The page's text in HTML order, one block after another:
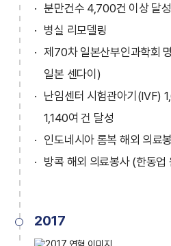
분만건수 4,700건 이상 달성
병실 리모델링
제70차 일본산부인과학회
일본 센다이)
난임센터 시험관아기(IVF)
1,140여 건 달성
인도네시아 롬복 해외 의료
방콕 해외 의료봉사 (한동업
2017